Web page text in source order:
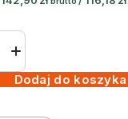
Dodaj do koszyka